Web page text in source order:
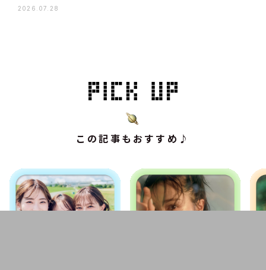
2026.07.28
この記事もおすすめ♪